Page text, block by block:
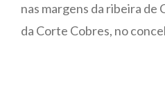
nas margens da ribeira de
da Corte Cobres, no